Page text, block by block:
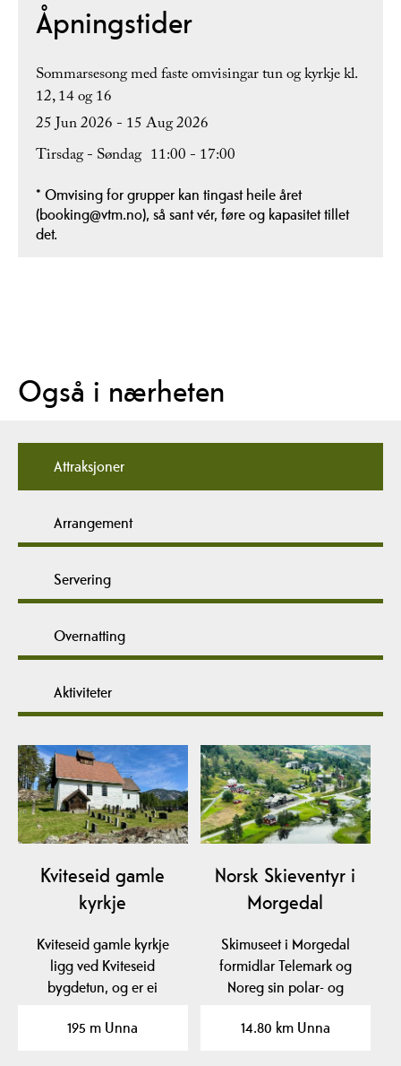
Åpningstider
Sommarsesong med faste omvisingar tun og kyrkje kl.
12, 14 og 16
25 Jun 2026 - 15 Aug 2026
Tirsdag - Søndag 11:00 - 17:00
* Omvising for grupper kan tingast heile året
(booking@vtm.no), så sant vér, føre og kapasitet tillet
det.
Også i nærheten
Attraksjoner
Arrangement
Servering
Overnatting
Aktiviteter
Kviteseid gamle
kyrkje
Kviteseid gamle kyrkje
ligg ved Kviteseid
bygdetun, og er ei
195 m Unna
Norsk Skieventyr i
Morgedal
Skimuseet i Morgedal
formidlar Telemark og
Noreg sin polar- og
14.80 km Unna